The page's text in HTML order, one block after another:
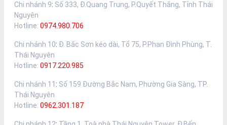
Chi nhánh 9: Số 333, Đ.Quang Trung, P.Quyết Thắng, Tỉnh Thái
Nguyên
Hotline: 0974.980.706
Chi nhánh 10: Đ. Bắc Sơn kéo dài, Tổ 75, P.Phan Đình Phùng, T.
Thái Nguyên
Hotline: 0917.220.985
Chi nhánh 11 : Số 159 Đường Bắc Nam, Phường Gia Sàng, TP.
Thái Nguyên
Hotline: 0962.301.187